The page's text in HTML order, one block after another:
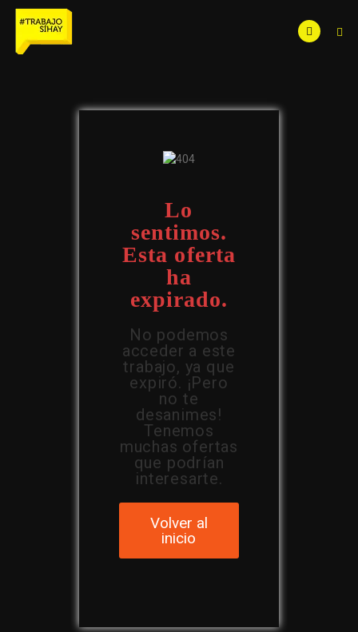
Lo
sentimos.
Esta oferta
ha
expirado.
No podemos
acceder a este
trabajo, ya que
expiró. ¡Pero
no te
desanimes!
Tenemos
muchas ofertas
que podrían
interesarte.
Volver al
inicio